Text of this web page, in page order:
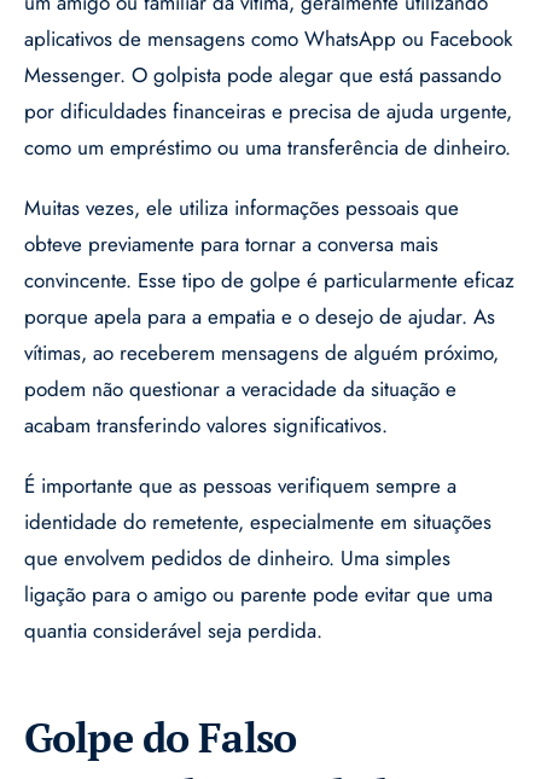
aplicativos de mensagens como WhatsApp ou Facebook
Messenger. O golpista pode alegar que está passando
por dificuldades financeiras e precisa de ajuda urgente,
como um empréstimo ou uma transferência de dinheiro.
Muitas vezes, ele utiliza informações pessoais que
obteve previamente para tornar a conversa mais
convincente. Esse tipo de golpe é particularmente eficaz
porque apela para a empatia e o desejo de ajudar. As
vítimas, ao receberem mensagens de alguém próximo,
podem não questionar a veracidade da situação e
acabam transferindo valores significativos.
É importante que as pessoas verifiquem sempre a
identidade do remetente, especialmente em situações
que envolvem pedidos de dinheiro. Uma simples
ligação para o amigo ou parente pode evitar que uma
quantia considerável seja perdida.
Golpe do Falso